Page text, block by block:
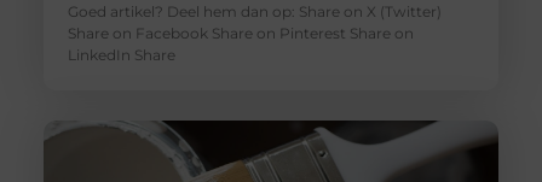
Goed artikel? Deel hem dan op: Share on X (Twitter)
Share on Facebook Share on Pinterest Share on
LinkedIn Share